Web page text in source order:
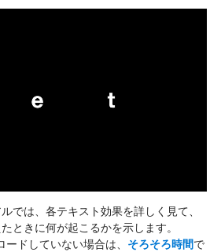
では、各テキスト効果を詳しく見て、
ときに何が起こるかを示します。
ドしていない場合は、 そろそろ時間で